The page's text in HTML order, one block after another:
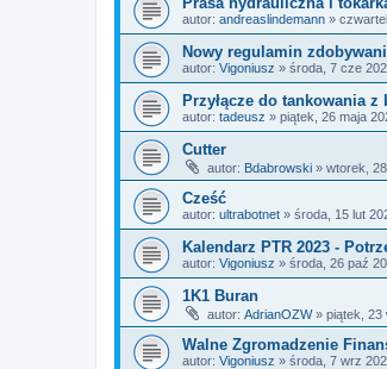
autor: andreaslindemann »
Nowy regulamin
autor: Vigoniusz » środa, 7 cze
Przyłącze do tankowania z
autor: tadeusz » piątek, 26 maja
Cutter
autor: Bdabrowski » wtorek,
Cześć
autor: ultrabotnet » środa, 15 lut
Kalendarz PTR 2023 -
autor: Vigoniusz » środa, 26 paź
1K1 Buran
autor: AdrianOZW» piątek, 23
Walne Zgromadzenie
autor: Vigoniusz » środa, 7 wrz